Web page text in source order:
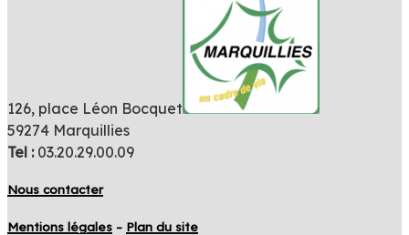
126, place Léon Bocquet
59274 Marquillies
Tel :03.20.29.00.09
Nous contacter
Mentions légales – Plan du site